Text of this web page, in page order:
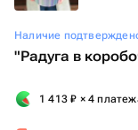
Наличие
"Радуга в
1 413₽ × 4